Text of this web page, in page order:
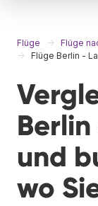
Flüge Flüge
Flüge Berlin -
und
wo